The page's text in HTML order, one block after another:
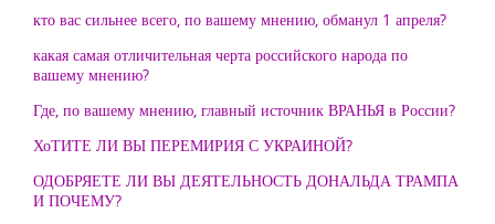
кто вас сильнее всего, по вашему мнению, обманул 1 апреля?
какая самая отличительная черта российского народа по
вашему мнению?
Где, по вашему мнению, главный источник ВРАНЬЯ в России?
ХоТИТЕ ЛИ ВЫ ПЕРЕМИРИЯ С УКРАИНОЙ?
ОДОБРЯЕТЕ ЛИ ВЫ ДЕЯТЕЛЬНОСТЬ ДОНАЛЬДА ТРАМПА
И ПОЧЕМУ?